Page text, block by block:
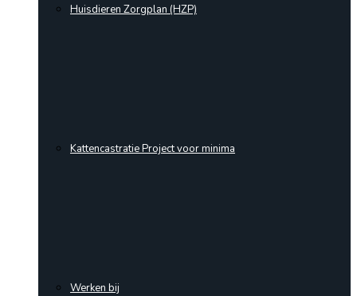
Huisdieren Zorgplan (HZP)
Kattencastratie Project voor minima
Werken bij